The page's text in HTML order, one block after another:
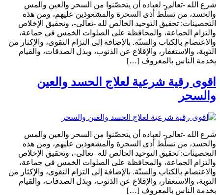
شرع الله -تعالى- لعباده أن يتحصّنوا من السحر والعين والمس
والحسد، من تسلّط أذى السحرة والمشعوذين عليهم، ومن هذه
التحصينات: تحقيق التوحيد الخالص لله -تعالى-، وتحقيق الإخلاص
والتزام الجماعة، والمحافظة على الصلوات الخمس في جماعة،
والاعتصام بالكتاب والسنّة. بالإضافة إلى التزام التقوى، والإكثار من
التوبة، والاستغفار، والإقلاع عن الذنوب، وبذل الصدقات، والقيام
بخدمة الناس بالمعروف […]
اقوى رقية شرعية لعلاج الحسد والعين
والسحر
شرع الله -تعالى- لعباده أن يتحصّنوا من السحر والعين والمس
والحسد، من تسلّط أذى السحرة والمشعوذين عليهم، ومن هذه
التحصينات: تحقيق التوحيد الخالص لله -تعالى-، وتحقيق الإخلاص
والتزام الجماعة، والمحافظة على الصلوات الخمس في جماعة،
والاعتصام بالكتاب والسنّة. بالإضافة إلى التزام التقوى، والإكثار من
التوبة، والاستغفار، والإقلاع عن الذنوب، وبذل الصدقات، والقيام
بخدمة الناس بالمعروف […]